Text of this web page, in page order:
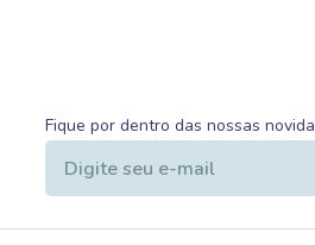
Fique por dentro das nossas